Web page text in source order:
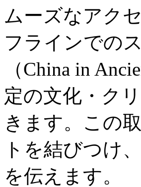
ムーズなアク
フラインでの
（China in
定の文化・ク
きます。この
トを結びつけ
を伝えます。